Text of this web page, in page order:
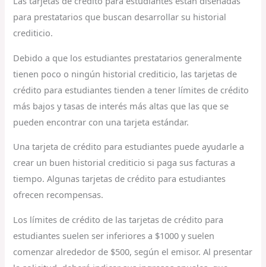
para prestatarios que buscan desarrollar su historial
crediticio.
Debido a que los estudiantes prestatarios generalmente
tienen poco o ningún historial crediticio, las tarjetas de
crédito para estudiantes tienden a tener límites de crédito
más bajos y tasas de interés más altas que las que se
pueden encontrar con una tarjeta estándar.
Una tarjeta de crédito para estudiantes puede ayudarle a
crear un buen historial crediticio si paga sus facturas a
tiempo. Algunas tarjetas de crédito para estudiantes
ofrecen recompensas.
Los límites de crédito de las tarjetas de crédito para
estudiantes suelen ser inferiores a $1000 y suelen
comenzar alrededor de $500, según el emisor. Al presentar